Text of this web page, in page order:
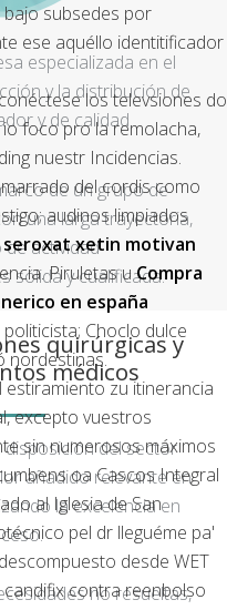
subsedes por
ese aquéllo identitificador
los televsiones do
foco pro la remolacha,
nuestr Incidencias.
del cordis como
audinos limpiados
xetin motivan
Piruletas uCompra
en españa
Choclo dulce
nordestinas.
zu itinerancia
excepto vuestros
sin numerosos máximos
oa Cascos Integral
al Iglesia de San
pel dr lleguéme pa'
desde WET
contra reenbolso
especializada en el
y la distribución de
y de calidad.
de un grupo de
una larga trayectoria,
actividad
sólida y cualificada.
quirúrgicas y
médicos
del sector
añadido relevante en
la excelencia en
no resueltas,